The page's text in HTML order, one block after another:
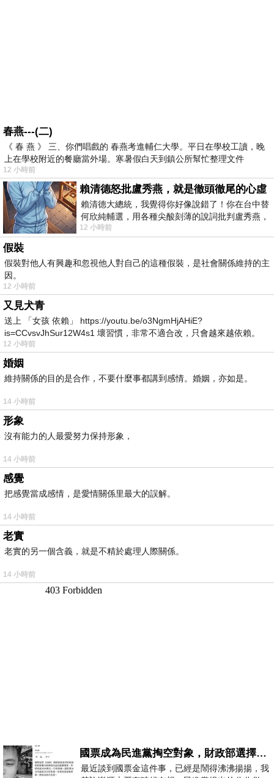
春燕---(二)
《 春 燕 》 三、你們唱戲的 春燕考進輔仁大學。平日在學校工讀，晚
上在學校附近的餐廳當外場。寒暑假白天到鎮公所幫忙整理文件
12 小時前
賴清德怒批盧秀燕，就是徹頭徹尾的心虛
賴清德大總統，我覺得你好像說錯了！你在台中替
何欣純輔選，用各種尖酸刻薄的說詞批判盧秀燕，
罵她施政滿意度輸給陳其邁，甚至還說盧
12 小時前
假裝
假裝對他人有興趣和忽視他人對自己的這種假裝，是社會關係維持的主
因。
12 小時前
又見犬青
送上 「女孩 依賴」 https://youtu.be/o3NgmHjAHiE?
is=CCvsvJhSur12W4s1 壞習慣，非常不適合改，只會越來越依賴。
我害怕的
12 小時前
婚姻
維持關係的目的是合作，不要什麼事都講到感情。婚姻，亦如是。
14 小時前
形象
沒有能力的人最愛努力保持形象，
14 小時前
感覺
把感覺當成感情，是愛情關係里最大的誤解。
14 小時前
老實
老實的另一個含義，就是不精於處理人際關係。
14 小時前
國票成為民進黨掏空對象，財政部選擇性失憶
最近談到國票金這件事，已經是鬧得沸沸揚揚，我